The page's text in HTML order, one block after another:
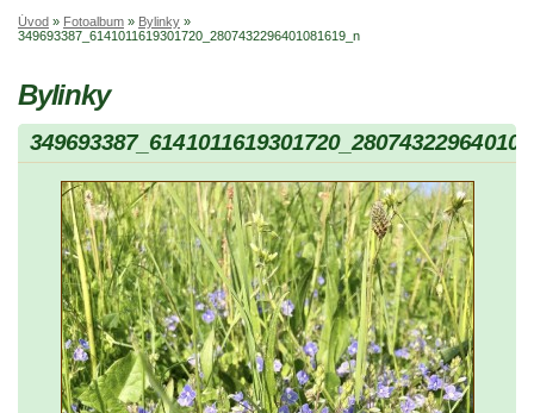
Úvod » Fotoalbum » Bylinky »
349693387_6141011619301720_2807432296401081619_n
Bylinky